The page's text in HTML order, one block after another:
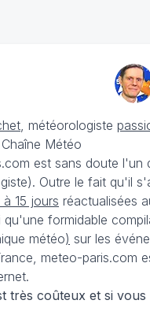
, météorologiste
Météo
est sans doute
Outre le fait qu'il
15 jours réactualisées
qu'une formidable
météo) sur les
meteo-
très coûteux et si